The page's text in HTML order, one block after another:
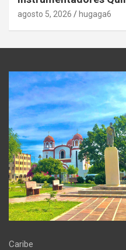
agosto 5, 2026 hugaga6
Caribe